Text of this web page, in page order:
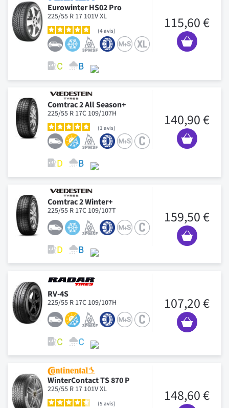
Eurowinter HS02 Pro
225/55 R 17 101V XL
4avis 115,60 €
Comtrac 2 All Season+
225/55 R 17C 109/107H
1 avis 140,90 €
Comtrac 2 Winter+
225/55 R 17C 109/107T 159,50 €
RV-4S
225/55 R 17C 109/107H 107,20 €
WinterContact TS 870 P
225/55 R 17 101V XL
5 avis 148,60 €